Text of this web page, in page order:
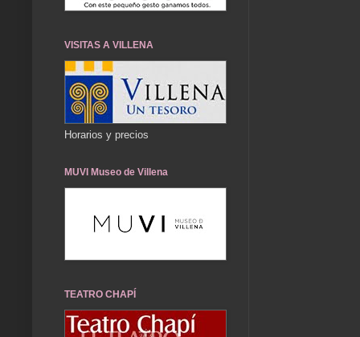
VISITAS A VILLENA
Horarios y precios
MUVI Museo de Villena
TEATRO CHAPÍ